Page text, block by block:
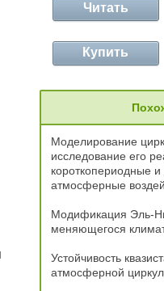
Читать
Купить
Моделирование
исследование его
короткопериодные
атмосферные
Модификация Эль-
меняющегося
Устойчивость
атмосферной